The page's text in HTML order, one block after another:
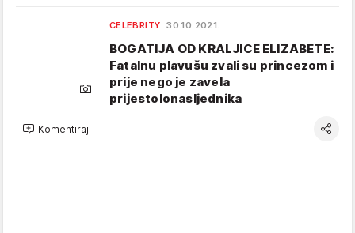
CELEBRITY 30.10.2021.
BOGATIJA OD KRALJICE ELIZABETE:
Fatalnu plavušu zvali su princezom i
prije nego je zavela
prijestolonasljednika
Komentiraj